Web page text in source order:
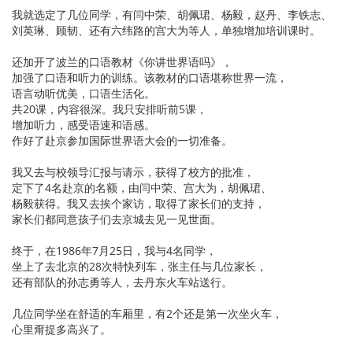
我就选定了几位同学，有闫中荣、胡佩珺、杨毅，赵丹、李铁志、
刘英琳、顾韧、还有六纬路的宫大为等人，单独增加培训课时。
还加开了波兰的口语教材《你讲世界语吗》，
加强了口语和听力的训练。该教材的口语堪称世界一流，
语言动听优美，口语生活化。
共20课，内容很深。我只安排听前5课，
增加听力，感受语速和语感。
作好了赴京参加国际世界语大会的一切准备。
我又去与校领导汇报与请示，获得了校方的批准，
定下了4名赴京的名额，由闫中荣、宫大为，胡佩珺、
杨毅获得。我又去挨个家访，取得了家长们的支持，
家长们都同意孩子们去京城去见一见世面。
终于，在1986年7月25日，我与4名同学，
坐上了去北京的28次特快列车，张主任与几位家长，
还有部队的孙志勇等人，去丹东火车站送行。
几位同学坐在舒适的车厢里，有2个还是第一次坐火车，
心里甭提多高兴了。